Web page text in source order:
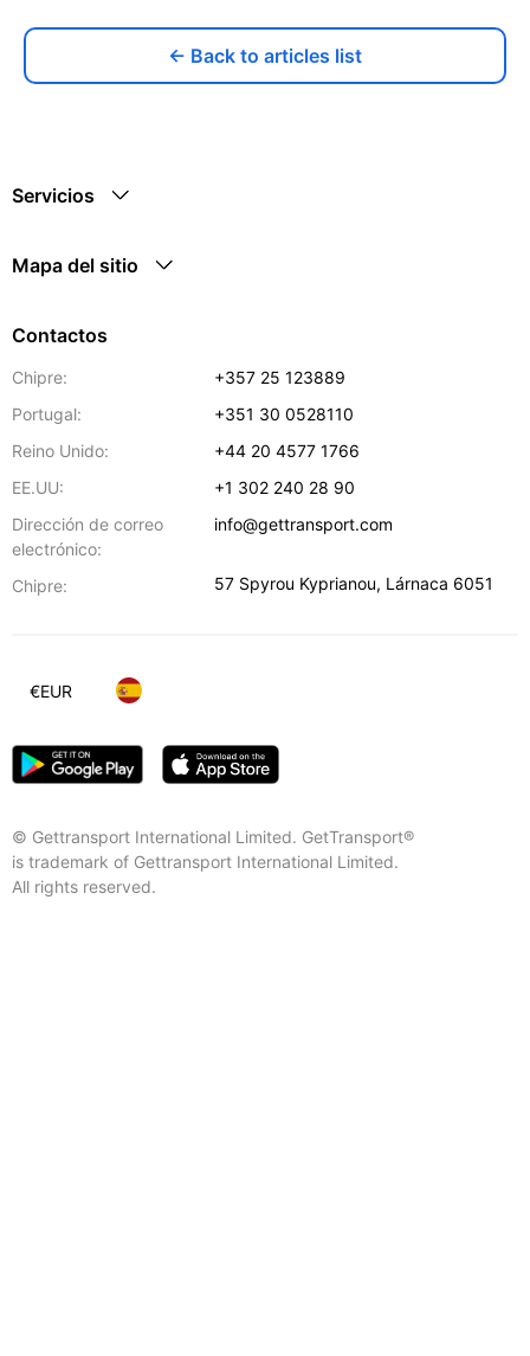
← Back to articles list
Servicios
Mapa del sitio
Contactos
Chipre:
+357 25 123889
Portugal:
+351 30 0528110
Reino Unido:
+44 20 4577 1766
EE.UU:
+1 302 240 28 90
Dirección de correo
electrónico:
info@gettransport.com
Chipre: 57 Spyrou Kyprianou, Lárnaca 6051
© Gettransport International Limited. GetTransport®
is trademark of Gettransport International Limited.
All rights reserved.
€EUR